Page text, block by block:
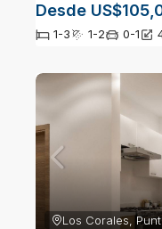
Desde
1-3 1-2 0-1
Los Corales,